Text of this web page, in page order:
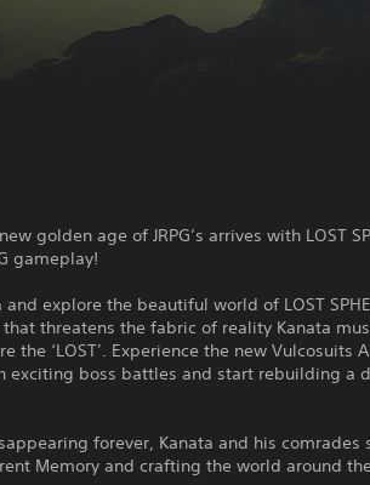
golden age of JRPG’s arrives with LOST
gameplay!
explore the beautiful world of LOST
threatens the fabric of reality Kanata
the ‘LOST’. Experience the new Vulcosuits
exciting boss battles and start rebuilding a
forever, Kanata and his comrades
Memory and crafting the world around